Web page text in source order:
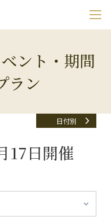
ント・期間
ラン
日付別
17日開催